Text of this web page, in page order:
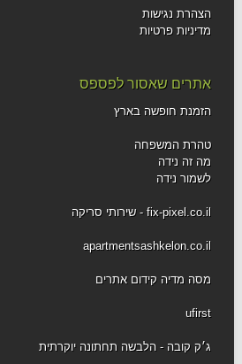
הצהרת נגישות
מדיניות פרטיות
אתרים שאסור לפספס
הזמנת חופשה בארץ
טהרת המשפחה
מה זה נידה
לשמור נידה
fix-pixel.co.il - שירותי סריקה
apartmentsashkelon.co.il
מסה מדיה קידום אתרים
ufirst
ג׳ק קובה - הלבשה תחתונה יוקרתית